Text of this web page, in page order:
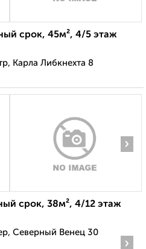
срок, 45м², 4/5 этаж
Карла Либкнехта 8
›
срок, 38м², 4/12 этаж
Северный Венец 30
›